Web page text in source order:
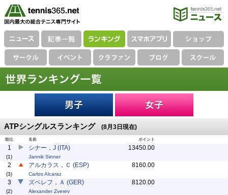
ATPシングルスランキング (8月3日現在)
順位 名前 ポイント
1
(1)
シナー，J (ITA)
Jannik Sinner
13450.00
2
(3)
アルカラス，Ｃ (ESP)
Carlos Alcaraz
8160.00
3
(2)
ズベレフ，Ａ (GER)
Alexander Zverev
8120.00